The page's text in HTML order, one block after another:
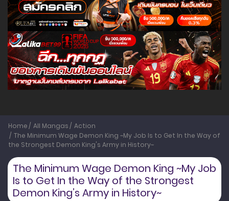
Home All Mangas
Action
The Minimum Wage Demon King ~My Job Is to Get In the Way of
the Strongest Demon King's Army in History~
The Minimum Wage Demon King ~My Job
Is to Get In the Way of the Strongest
Demon King’s Army in History~